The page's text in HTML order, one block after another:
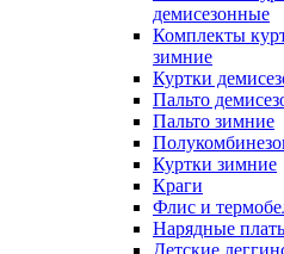
демисезонные
Комплекты
зимние
Куртки
Пальто
Пальто зимние
Куртки зимние
Краги
Флис и
Нарядные
Детские